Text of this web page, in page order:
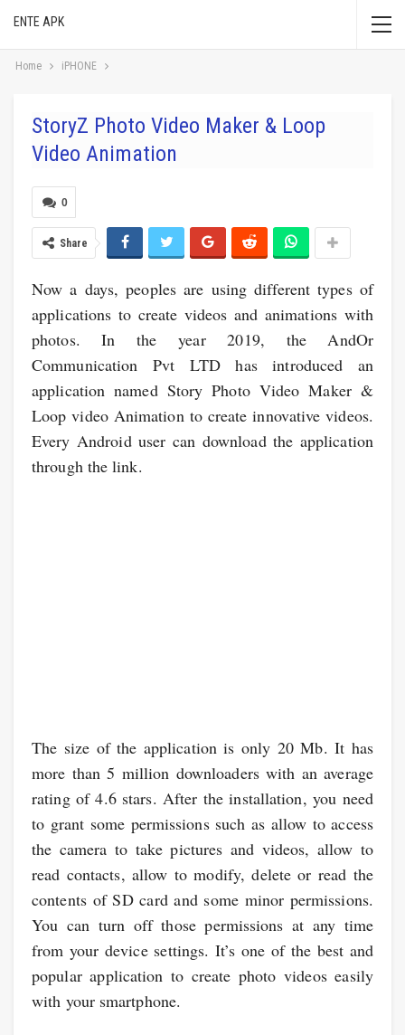
ENTE APK
Home iPHONE
StoryZ Photo Video Maker & Loop
Video Animation
0
Share
Now a days, peoples are using different types of
applications to create videos and animations with
photos. In the year 2019, the AndOr
Communication Pvt LTD has introduced an
application named Story Photo Video Maker &
Loop video Animation to create innovative videos.
Every Android user can download the application
through the link.
The size of the application is only 20 Mb. It has
more than 5 million downloaders with an average
rating of 4.6 stars. After the installation, you need
to grant some permissions such as allow to access
the camera to take pictures and videos, allow to
read contacts, allow to modify, delete or read the
contents of SD card and some minor permissions.
You can turn off those permissions at any time
from your device settings. It’s one of the best and
popular application to create photo videos easily
with your smartphone.